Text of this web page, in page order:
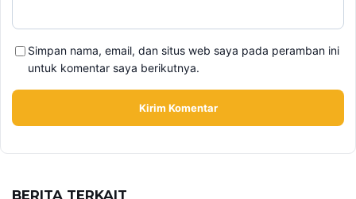
Simpan nama, email, dan situs web saya pada peramban ini
untuk komentar saya berikutnya.
BERITA TERKAIT